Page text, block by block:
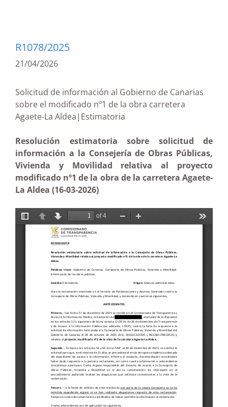
R1078/2025
21/04/2026
Solicitud de información al Gobierno de Canarias
sobre el modificado nº1 de la obra carretera
Agaete-La Aldea|Estimatoria
Resolución estimatoria sobre solicitud de
información a la Consejería de Obras Públicas,
Vivienda y Movilidad relativa al proyecto
modificado nº1 de la obra de la carretera Agaete-
La Aldea (16-03-2026)